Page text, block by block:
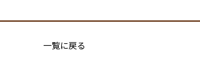
一覧に戻る